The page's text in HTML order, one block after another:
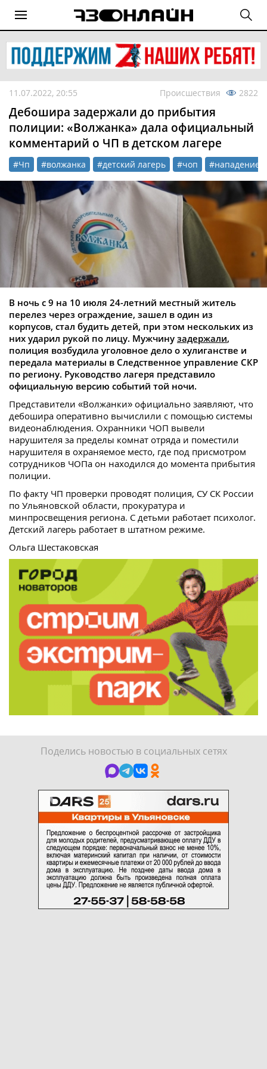
11.07.2022, 20:55 Происшествия 2822
Дебошира задержали до прибытия
полиции: «Волжанка» дала официальный
комментарий о ЧП в детском лагере
#Чп #волжанка #детский лагерь #чоп #нападение
В ночь с 9 на 10 июля 24-летний местный житель
перелез через ограждение, зашел в один из
корпусов, стал будить детей, при этом нескольких из
них ударил рукой по лицу. Мужчину задержали,
полиция возбудила уголовное дело о хулиганстве и
передала материалы в Следственное управление СКР
по региону. Руководство лагеря представило
официальную версию событий той ночи.
Представители «Волжанки» официально заявляют, что
дебошира оперативно вычислили с помощью системы
видеонаблюдения. Охранники ЧОП вывели
нарушителя за пределы комнат отряда и поместили
нарушителя в охраняемое место, где под присмотром
сотрудников ЧОПа он находился до момента прибытия
полиции.
По факту ЧП проверки проводят полиция, СУ СК России
по Ульяновской области, прокуратура и
минпросвещения региона. С детьми работает психолог.
Детский лагерь работает в штатном режиме.
Ольга Шестаковская
Поделись новостью в социальных сетях